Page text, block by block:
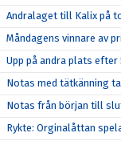
Andralaget till Kalix på
Måndagens vinnare av
Upp på andra plats efter
Notas med tätkänning
Notas från början till
Rykte: Orginalåttan